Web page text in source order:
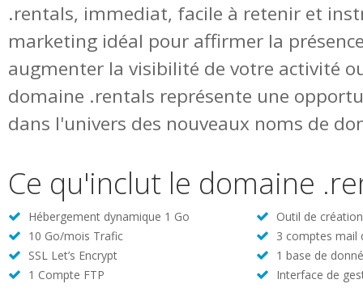
.rentals, immediat, facile à retenir et
marketing idéal pour affirmer la
augmenter la visibilité de votre activité
domaine .rentals représente une
dans l'univers des nouveaux noms de
Ce qu'inclut le domaine
Hébergement dynamique 1 Go
Outil de
10 Go/mois Trafic
3 comptes mail
SSL Let’s Encrypt
1 base de
1 Compte FTP
Interface de